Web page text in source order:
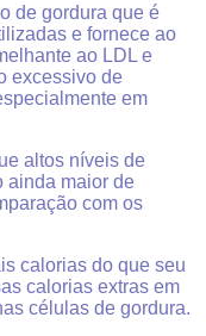
de gordura que é
e fornece ao
ao LDL e
excessivo de
em
altos níveis de
ainda maior de
com os
calorias do que seu
calorias extras em
células de gordura.